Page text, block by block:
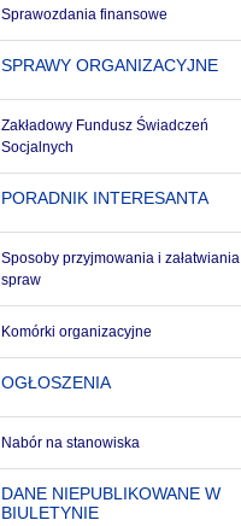
Sprawozdania finansowe
SPRAWY ORGANIZACYJNE
Zakładowy Fundusz Świadczeń
Socjalnych
PORADNIK INTERESANTA
Sposoby przyjmowania i załatwiania
spraw
Komórki organizacyjne
OGŁOSZENIA
Nabór na stanowiska
DANE NIEPUBLIKOWANE W
BIULETYNIE